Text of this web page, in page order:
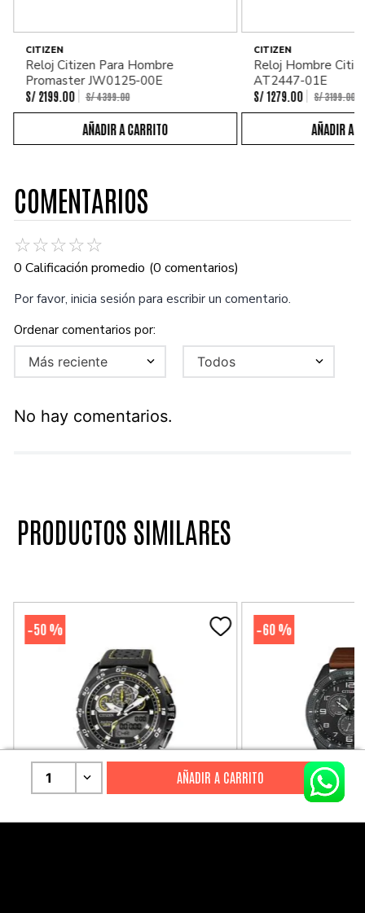
CITIZEN
Reloj Citizen Para Hombre
Promaster JW0125-00E
S/ 2199. 00 S/4399.00
CITIZEN
Reloj Hombre
AT2447-01E
S/ 1279 00 S/3199.00
COMENTARIOS
☆☆☆☆☆
0 Calificación promedio (0 comentarios)
Por favor, inicia sesión para escribir un comentario.
Más reciente Todos
No hay comentarios.
PRODUCTOS SIMILARES
-50 % -60 %
1